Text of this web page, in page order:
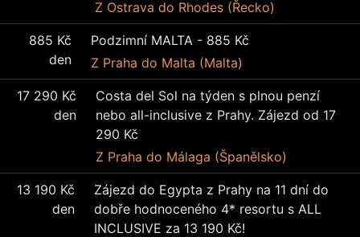
Z Ostrava do Rhodes (Řecko)
885 Kč
den
Podzimní MALTA - 885 Kč
Z Praha do Malta (Malta)
17 290 Kč
den
Costa del Sol na týden s plnou penzí
nebo all-inclusive z Prahy. Zájezd od 17
290 Kč
Z Praha do Málaga (Španělsko)
13 190 Kč
den
Zájezd do Egypta z Prahy na 11 dní do
dobře hodnoceného 4* resortu s ALL
INCLUSIVE za 13 190 Kč!